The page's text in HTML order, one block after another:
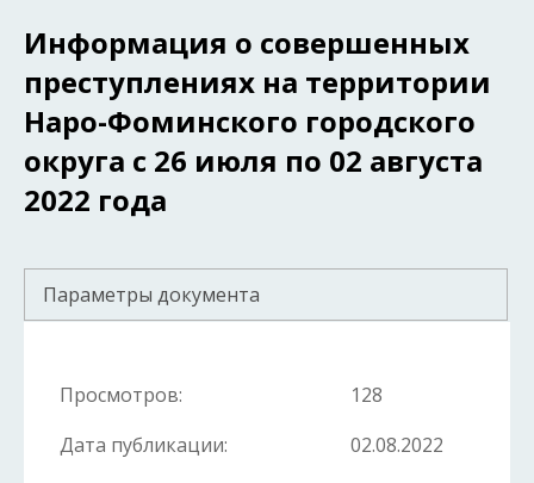
Информация о совершенных
преступлениях на территории
Наро-Фоминского городского
округа с 26 июля по 02 августа
2022 года
Параметры документа
Просмотров:
128
Дата публикации:
02.08.2022